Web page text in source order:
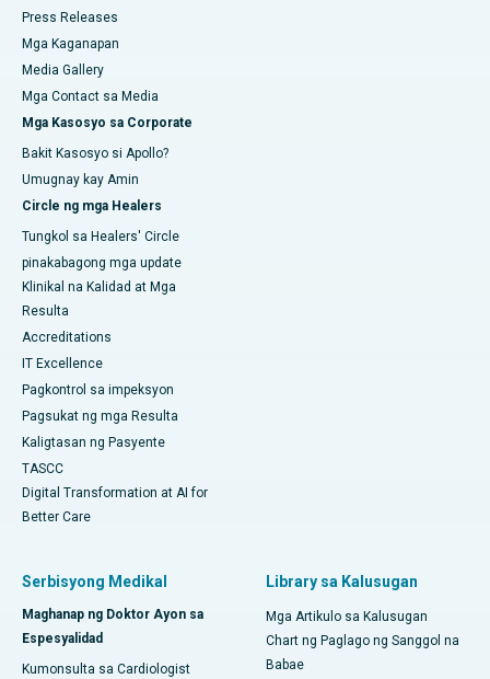
Press Releases
Mga Kaganapan
Media Gallery
Mga Contact sa Media
Mga Kasosyo sa Corporate
Bakit Kasosyo si Apollo?
Umugnay kay Amin
Circle ng mga Healers
Tungkol sa Healers' Circle
pinakabagong mga update
Klinikal na Kalidad at Mga
Resulta
Accreditations
IT Excellence
Pagkontrol sa impeksyon
Pagsukat ng mga Resulta
Kaligtasan ng Pasyente
TASCC
Digital Transformation at AI for
Better Care
Serbisyong Medikal
Maghanap ng Doktor Ayon sa
Espesyalidad
Kumonsulta sa Cardiologist
Library sa Kalusugan
Mga Artikulo sa Kalusugan
Chart ng Paglago ng Sanggol na
Babae